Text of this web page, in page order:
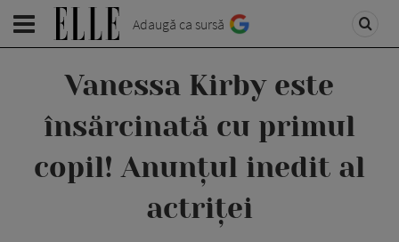
Adaugă ca sursă
Vanessa Kirby este
însărcinată cu primul
copil! Anunțul inedit al
actriței